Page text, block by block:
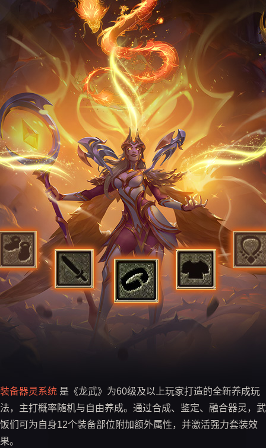
安全撤离后才能入库!
被击败概率掉落
阵亡时身上部分战利品可能被敌人夺走
装备器灵系统 是《龙武》为60级及以上玩家打造的全新养成玩
法，主打概率随机与自由养成。通过合成、鉴定、融合器灵，武
饭们可为自身12个装备部位附加额外属性，并激活强力套装效
果。